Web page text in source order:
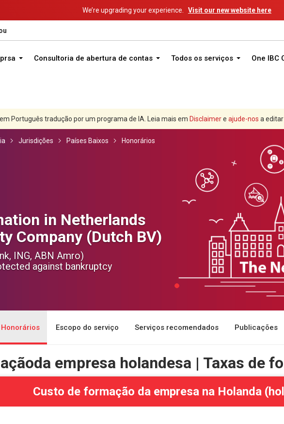
We’re upgrading your experience. Visit our new website here
Consultoria de abertura de contas Todos os serviços One IBC
Português tradução por um programa de IA. Leia mais em Disclaimere ajude-nos a
Jurisdições Países Baixos Honorários
in Netherlands
Company (Dutch BV)
ING, ABN Amro)
against bankruptcy
Honorários Escopo do serviço Serviços recomendados Publicações
empresa holandesa | Taxas de
Custo de formação da empresa na Holanda